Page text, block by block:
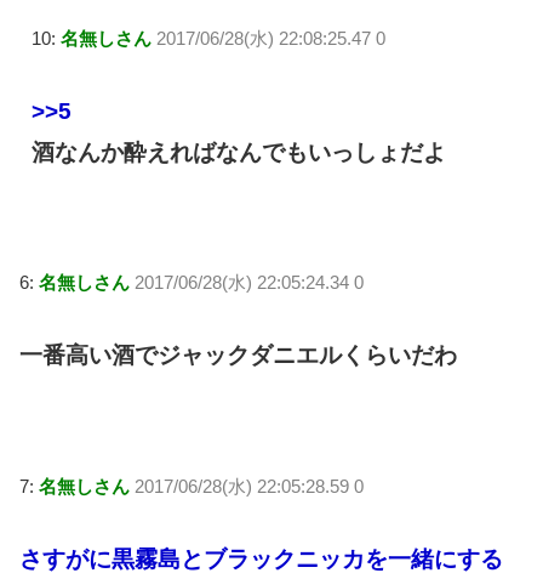
10: 名無しさん 2017/06/28(水) 22:08:25.47 0
>>5
酒なんか酔えればなんでもいっしょだよ
6: 名無しさん 2017/06/28(水) 22:05:24.34 0
一番高い酒でジャックダニエルくらいだわ
7: 名無しさん 2017/06/28(水) 22:05:28.59 0
さすがに黒霧島とブラックニッカを一緒にする